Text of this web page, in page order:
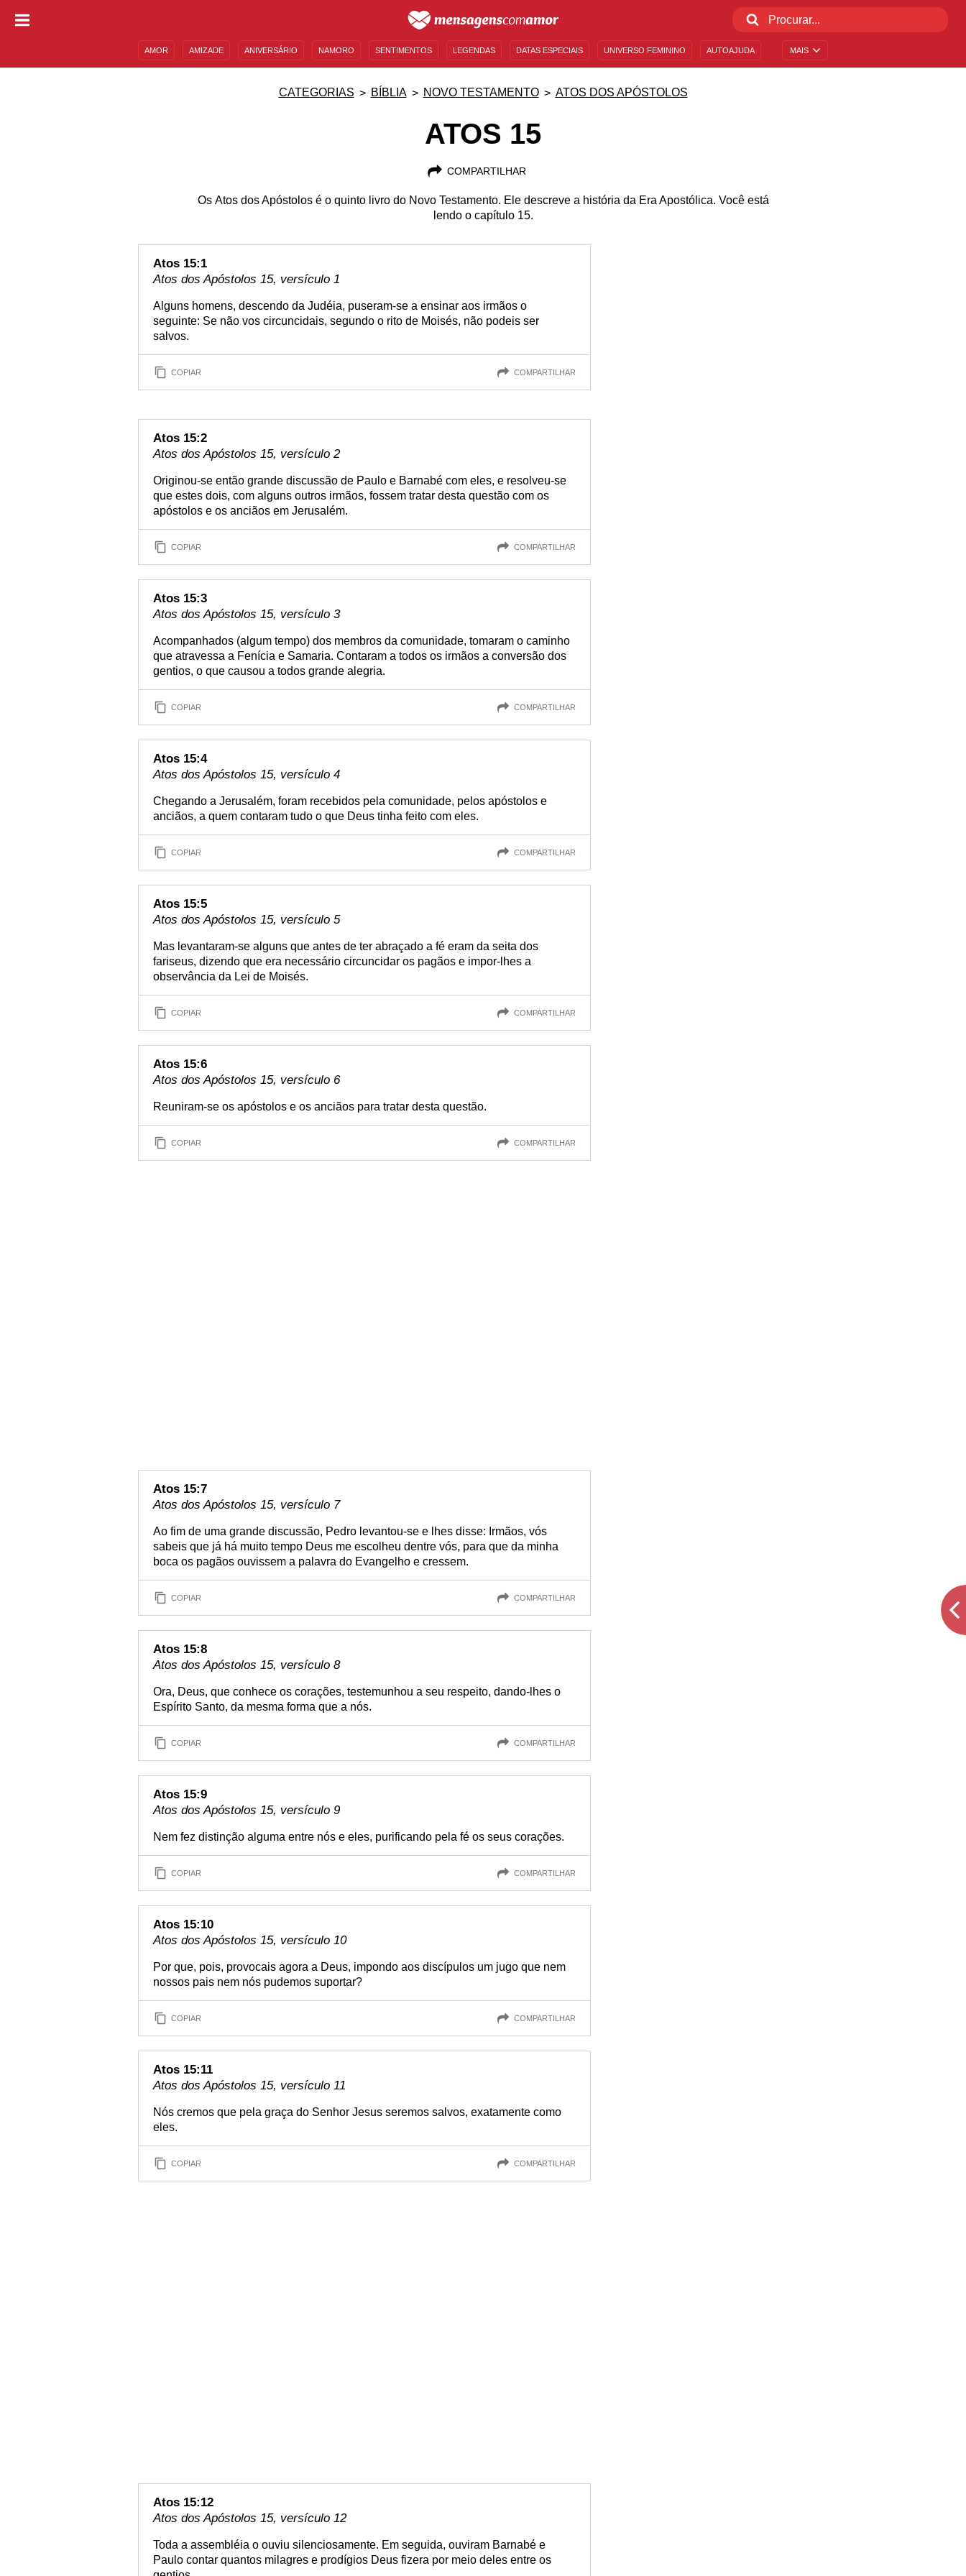
MAIS
AMOR AMIZADE ANIVERSÁRIO NAMORO SENTIMENTOS LEGENDAS DATAS ESPECIAIS UNIVERSO FEMININO AUTOAJUDA
CATEGORIAS BÍBLIA NOVO TESTAMENTO ATOS DOS APÓSTOLOS
ATOS 15
COMPARTILHAR
Os Atos dos Apóstolos é o quinto livro do Novo Testamento. Ele descreve a história da Era Apostólica. Você está
lendo o capítulo 15.
Atos 15:1
Atos dos Apóstolos 15, versículo 1
Alguns homens, descendo da Judéia, puseram-se a ensinar aos irmãos o
seguinte: Se não vos circuncidais, segundo o rito de Moisés, não podeis ser
salvos.
COPIAR COMPARTILHAR
Atos 15:2
Atos dos Apóstolos 15, versículo 2
Originou-se então grande discussão de Paulo e Barnabé com eles, e resolveu-se
que estes dois, com alguns outros irmãos, fossem tratar desta questão com os
apóstolos e os anciãos em Jerusalém.
COPIAR COMPARTILHAR
Atos 15:3
Atos dos Apóstolos 15, versículo 3
Acompanhados (algum tempo) dos membros da comunidade, tomaram o caminho
que atravessa a Fenícia e Samaria. Contaram a todos os irmãos a conversão dos
gentios, o que causou a todos grande alegria.
COPIAR COMPARTILHAR
Atos 15:4
Atos dos Apóstolos 15, versículo 4
Chegando a Jerusalém, foram recebidos pela comunidade, pelos apóstolos e
anciãos, a quem contaram tudo o que Deus tinha feito com eles.
COPIAR COMPARTILHAR
Atos 15:5
Atos dos Apóstolos 15, versículo 5
Mas levantaram-se alguns que antes de ter abraçado a fé eram da seita dos
fariseus, dizendo que era necessário circuncidar os pagãos e impor-lhes a
observância da Lei de Moisés.
COPIAR COMPARTILHAR
Atos 15:6
Atos dos Apóstolos 15, versículo 6
Reuniram-se os apóstolos e os anciãos para tratar desta questão.
COPIAR COMPARTILHAR
Atos 15:7
Atos dos Apóstolos 15, versículo 7
Ao fim de uma grande discussão, Pedro levantou-se e lhes disse: Irmãos, vós
sabeis que já há muito tempo Deus me escolheu dentre vós, para que da minha
boca os pagãos ouvissem a palavra do Evangelho e cressem.
COPIAR COMPARTILHAR
Atos 15:8
Atos dos Apóstolos 15, versículo 8
Ora, Deus, que conhece os corações, testemunhou a seu respeito, dando-lhes o
Espírito Santo, da mesma forma que a nós.
COPIAR COMPARTILHAR
Atos 15:9
Atos dos Apóstolos 15, versículo 9
Nem fez distinção alguma entre nós e eles, purificando pela fé os seus corações.
COPIAR COMPARTILHAR
Atos 15:10
Atos dos Apóstolos 15, versículo 10
Por que, pois, provocais agora a Deus, impondo aos discípulos um jugo que nem
nossos pais nem nós pudemos suportar?
COPIAR COMPARTILHAR
Atos 15:11
Atos dos Apóstolos 15, versículo 11
Nós cremos que pela graça do Senhor Jesus seremos salvos, exatamente como
eles.
COPIAR COMPARTILHAR
Atos 15:12
Atos dos Apóstolos 15, versículo 12
Toda a assembléia o ouviu silenciosamente. Em seguida, ouviram Barnabé e
Paulo contar quantos milagres e prodígios Deus fizera por meio deles entre os